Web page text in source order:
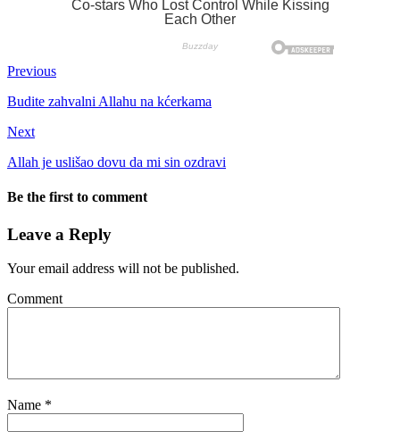
Previous
Budite zahvalni Allahu na kćerkama
Next
Allah je uslišao dovu da mi sin ozdravi
Be the first to comment
Leave a Reply
Your email address will not be published.
Comment
Name *